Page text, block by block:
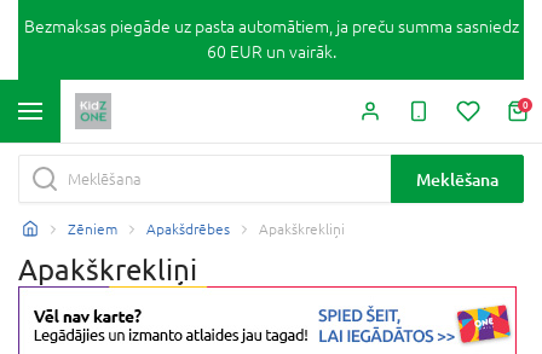
Bezmaksas piegāde uz pasta automātiem, ja preču summa sasniedz
60 EUR un vairāk.
0
Meklēšana
Zēniem Apakšdrēbes Apakškrekliņi
Apakškrekliņi